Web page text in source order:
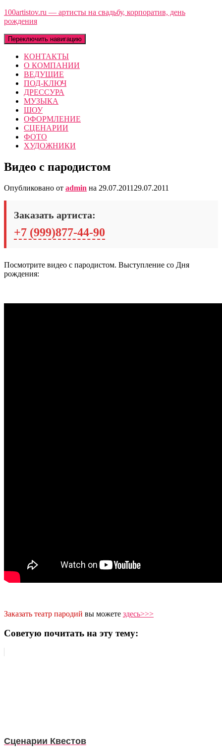
100artistov.ru — артисты на свадьбу, корпоратив, день
рождения
Переключить навигацию
КОНТАКТЫ
О КОМПАНИИ
ВЕДУЩИЕ
ПОД-КЛЮЧ
ДРЕССУРА
МУЗЫКА
ШОУ
ОФОРМЛЕНИЕ
СЦЕНАРИИ
ФОТО
ХУДОЖНИКИ
Видео с пародистом
Опубликовано от admin на 29.07.2011 29.07.2011
Заказать артиста:
+7 (999)877-44-90
Посмотрите видео с пародистом. Выступление со Дня
рождения:
Заказать театр пародий вы можете здесь>>>
Советую почитать на эту тему:
Сценарии Квестов